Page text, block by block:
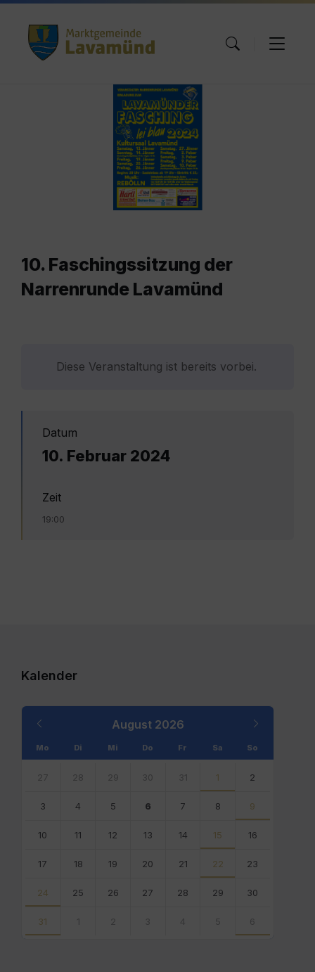
Skip
content
Skip
navigation
Skip
footer
10. Faschingssitzung der
Narrenrunde Lavamünd
Diese Veranstaltung ist bereits vorbei.
Datum
10. Februar 2024
Zeit
19:00
Kalender
August 2026
Month
Mo Di Mi Do Fr Sa So
calendar
27 28 29 30 31 1 2
3 4 5 6 7 8 9
10 11 12 13 14 15 16
17 18 19 20 21 22 23
24 25 26 27 28 29 30
31 1 2 3 4 5 6